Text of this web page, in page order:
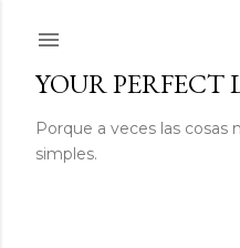
YOUR PERFECT
Porque a veces las cosas
simples.